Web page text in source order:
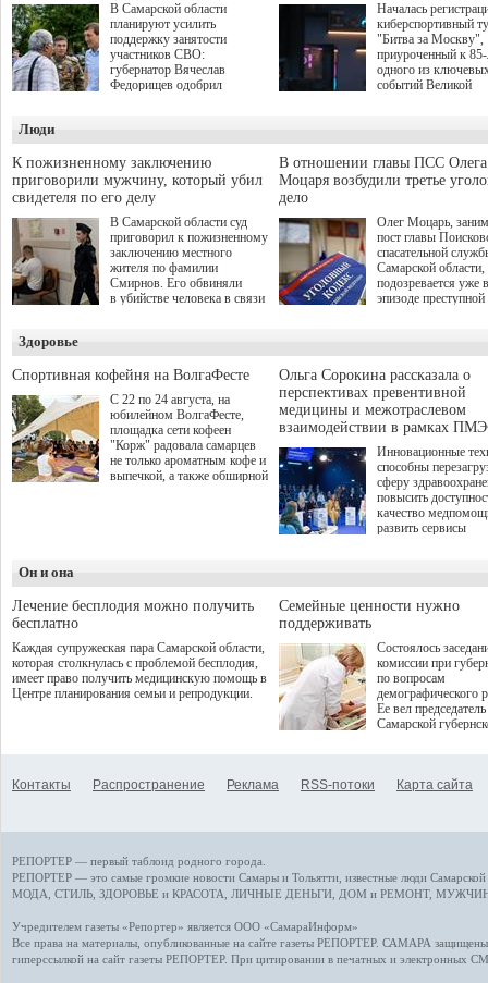
В Самарской области
планируют усилить
поддержку занятости
участников СВО:
губернатор Вячеслав
Федорищев одобрил
Живайкина, направленные
на трудоустройство и более
спокойную адаптацию к
мирной жизни.
Началась
киберспортивный
"Битва за Москву",
приуроченный к
одного из
событий Великой
игре "Мир танков"
выступили
партия "Единая
игровая студия
Люди
К пожизненному заключению
приговорили мужчину, который убил
свидетеля по его делу
В Самарской области суд
приговорил к пожизненному
заключению местного
жителя по фамилии
Смирнов. Его обвиняли
в убийстве человека в связи
В отношении главы ПСС Олега
Моцаря возбудили третье
дело
Олег Моцарь,
пост главы
спасательной
Самарской области,
подозревается уже
эпизоде преступной
а сам он
Здоровье
Спортивная кофейня на ВолгаФесте
С 22 по 24 августа, на
юбилейном ВолгаФесте,
площадка сети кофеен
"Корж" радовала самарцев
не только ароматным кофе и
выпечкой, а также обширной
Ольга Сорокина рассказала о
перспективах превентивной
медицины и межотраслевом
взаимодействии в рамках
Инновационные
способны
сферу
повысить
качество
развить сервисы
определенными
К ним можно
возникающие при
данными
более динамичного
проникновения
сегмент
отраслевое
рассказала Ольга
ходе сессии
качества жизни" в
ПМЭФ 2025. В
РФ Михаил
представители
Государственной
Он и она
Лечение бесплодия можно получить
бесплатно
Каждая супружеская пара Самарской области,
которая столкнулась с проблемой бесплодия,
имеет право получить медицинскую помощь в
Центре планирования семьи и репродукции.
Семейные ценности нужно
поддерживать
Состоялось
комиссии при
по вопросам
демографического
Ее вел председатель
Самарской
Контакты Распространение Реклама RSS-потоки Карта сайта
РЕПОРТЕР — первый таблоид родного города.
РЕПОРТЕР — это самые громкие новости Самары и Тольятти, известные люди
МОДА, СТИЛЬ ЗДОРОВЬЕ и КРАСОТА ЛИЧНЫЕ ДЕНЬГИ ДОМ и РЕМОНТ,
Учредителем газеты «Репортер» является ООО «СамараИнформ»
Все права на материалы, опубликованные на сайте газеты РЕПОРТЕР. САМАРА защищены.
гиперссылкой на сайт газеты РЕПОРТЕР. При цитировании в печатных и электронных